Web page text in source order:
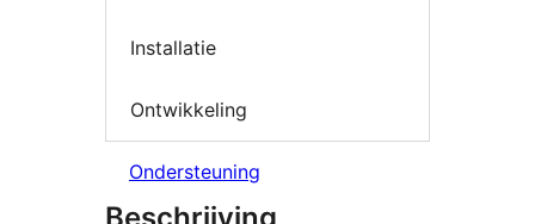
Installatie
Ontwikkeling
Ondersteuning